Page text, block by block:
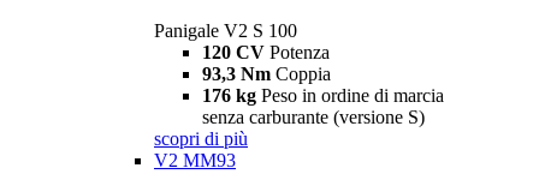
Panigale V2 S 100
120 CV Potenza
93,3 Nm Coppia
176 kg Peso in ordine di marcia
senza carburante (versione S)
scopri di più
V2 MM93